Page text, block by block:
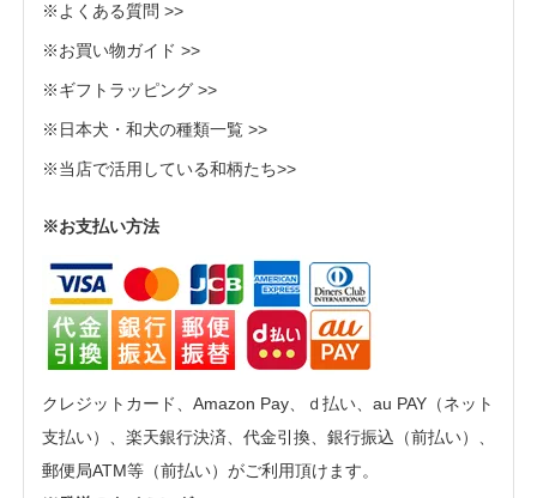
※よくある質問 >>
※お買い物ガイド >>
※ギフトラッピング >>
※日本犬・和犬の種類一覧 >>
※当店で活用している和柄たち>>
※お支払い方法
クレジットカード、Amazon Pay、ｄ払い、au PAY（ネット
支払い）、楽天銀行決済、代金引換、銀行振込（前払い）、
郵便局ATM等（前払い）がご利用頂けます。